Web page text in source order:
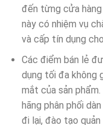
đến từng cửa
này có nhiệm vụ
và cấp tín dụng
Các điểm bán lẻ
dụng tối đa không
mắt của sản
hãng phân phối
đi lại, đào tạo